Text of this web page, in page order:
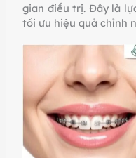
gian điều trị. Đây là
tối ưu hiệu quả chỉnh